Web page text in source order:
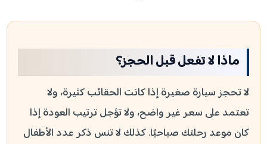
ماذا لا تفعل قبل الحجز؟
لا تحجز سيارة صغيرة إذا كانت الحقائب كثيرة، ولا
تعتمد على سعر غير واضح، ولا تؤجل ترتيب العودة إذا
كان موعد رحلتك صباحيًا. كذلك لا تنس ذكر عدد الأطفال